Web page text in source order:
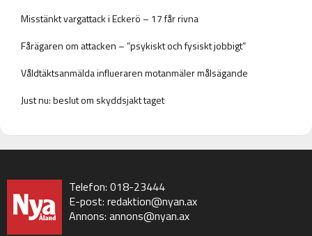
Misstänkt vargattack i Eckerö – 17 får rivna
Fårägaren om attacken – ”psykiskt och fysiskt jobbigt”
Våldtäktsanmälda influeraren motanmäler målsägande
Just nu: beslut om skyddsjakt taget
Telefon: 018-23444
E-post: redaktion@nyan.ax
Annons: annons@nyan.ax